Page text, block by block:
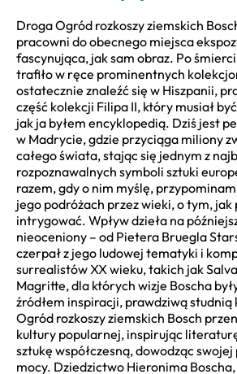
Droga Ogród rozkoszy ziemskich
pracowni do obecnego miejsca
fascynująca, jak sam obraz. Po
trafiło w ręce prominentnych
ostatecznie znaleźć się w Hiszpanii,
część kolekcji Filipa II, który musiał
jak ja byłem encyklopedią. Dziś jest
w Madrycie, gdzie przyciąga miliony
całego świata, stając się jednym z
rozpoznawalnych symboli sztuki
razem, gdy o nim myślę,
jego podróżach przez wieki, o tym,
intrygować. Wpływ dzieła na
nieoceniony – od Pietera Bruegla
czerpał z jego ludowej tematyki i
surrealistów XX wieku, takich jak
Magritte, dla których wizje Boscha
źródłem inspiracji, prawdziwą
Ogród rozkoszy ziemskich Bosch
kultury popularnej, inspirując
sztukę współczesną, dowodząc
mocy. Dziedzictwo Hieronima Boscha,